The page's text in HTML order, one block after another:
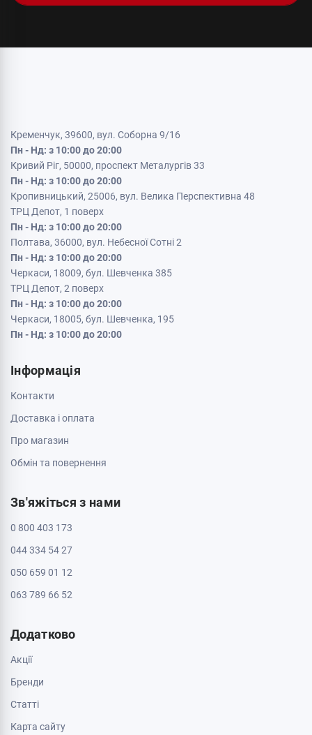
Кременчук, 39600, вул. Соборна 9/16
Пн - Нд: з 10:00 до 20:00
Кривий Ріг, 50000, проспект Металургів 33
Кропивницький, 25006, вул. Велика Перспективна 48
Полтава, 36000, вул. Небесної Сотні 2
Пн - Нд: з 10:00 до 20:00
ТРЦ Депот, 2 поверх
Черкаси, 18005, бул. Шевченка, 195
Інформація
Контакти
Доставка і оплата
Обмін та повернення
Зв'яжіться з нами
0 800 403 173
044 334 54 27